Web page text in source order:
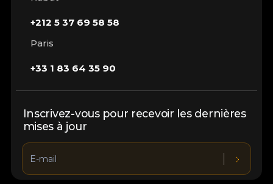
+212 5 37 69 58 58
Paris
+33 1 83 64 35 90
Inscrivez-vous pour recevoir les dernières
mises à jour